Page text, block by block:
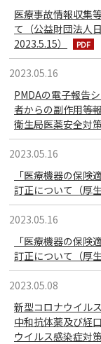
医療事故情報収集
て（公益財団法人
2023.5.15）
2023.05.16
PMDAの電子報告
者からの副作用等
衛生局医薬安全対
2023.05.16
「医療機器の保
訂正について（厚
2023.05.16
「医療機器の保
訂正について（厚
2023.05.08
新型コロナウイル
中和抗体薬及び経
ウイルス感染症対